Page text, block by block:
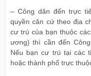
– Công dân đến trực
quyền căn cứ theo địa
cư trú của bạn thuộc
ương) thì cần đến
Nếu bạn cư trú tại các
hoặc thành phố trực